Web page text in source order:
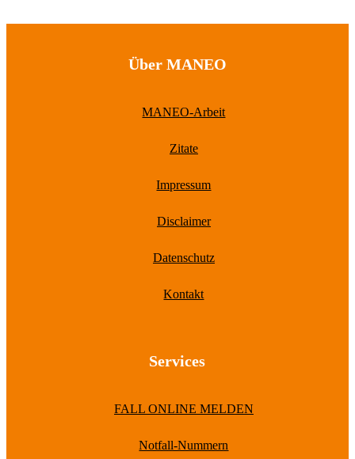
Über MANEO
MANEO-Arbeit
Zitate
Impressum
Disclaimer
Datenschutz
Kontakt
Services
FALL ONLINE MELDEN
Notfall-Nummern